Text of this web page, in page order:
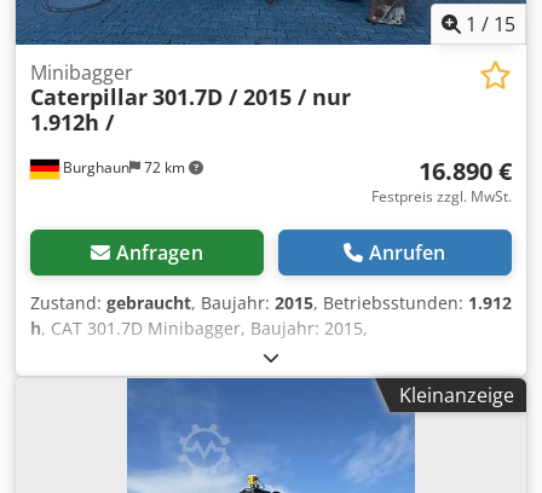
1 / 15
Burghaun 72 km
Minibagger
Caterpillar301.7D / 2015 / nur
1.912h /
16.890 €
Festpreis zzgl. MwSt.
Anfragen Anrufen
Zustand: gebraucht, Baujahr: 2015, Betriebsstunden: 1.912
h, CAT 301.7D Minibagger, Baujahr: 2015,
Betriebsstunden: nur 1.912h!, MS01 Schnellwechsler,
Motor: [13,4kW/18PS], 1x Tieflöffel 300mm, 1x
Grabenräumer starr 1.000mm, 2x Zusatzhydraulikkreis,
Gewicht: 1.977kg, Kette 80%, guter Zustand, sofort
einsatzbereit!, Auf Wunsch unterbreiten wir Ihnen ein
Leasing- oder Finanzierungsangebot., Herr Mihm (Tel.
Kleinanzeige